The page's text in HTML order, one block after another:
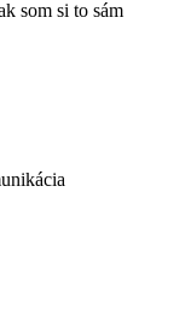
som si to sám